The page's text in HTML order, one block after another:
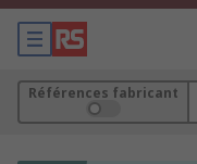
Références fabricant